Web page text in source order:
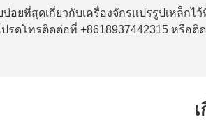
อยที่สุดเกี่ยวกับเครื่องจักรแปรรูปเห
ปรดโทรติดต่อที่ +8618937442315 หรือติ